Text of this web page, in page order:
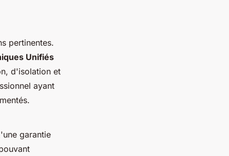
pertinentes.
Unifiés
d'isolation et
ayant
garantie